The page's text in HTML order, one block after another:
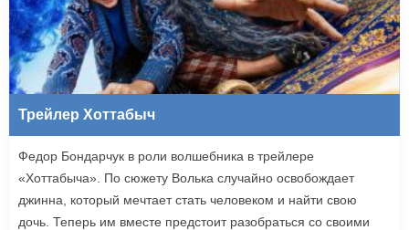
Трейлер Хоттабыч
Федор Бондарчук в роли волшебника в трейлере
«Хоттабыча». По сюжету Волька случайно освобождает
джинна, который мечтает стать человеком и найти свою
дочь. Теперь им вместе предстоит разобраться со своими